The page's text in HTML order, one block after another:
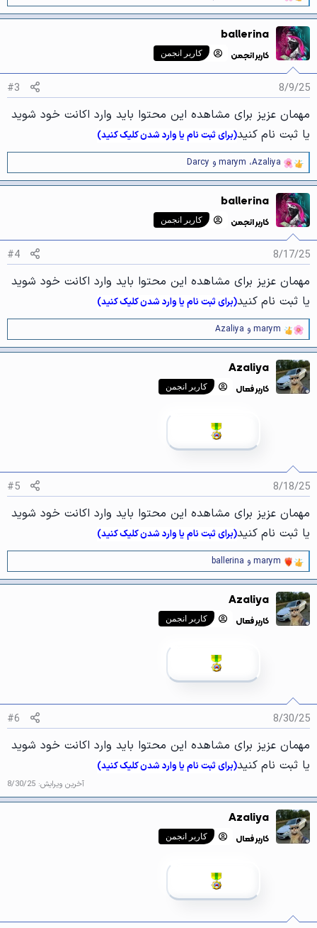
ا
ک
ن
ش‌
ه
ی
س
د
]
:
ballerina
کاربر انجمن کاربر انجمن
8/9/25
#3
مهمان عزیز برای مشاهده این محتوا باید وارد اکانت خود شوید
یا ثبت نام کنید(برای ثبت نام یا وارد شدن کلیک کنید)
و
ا
ک
ن
ش‌
ه
ی
س
د
ا
]
:
Azaliya، marym و Darcy
ballerina
کاربر انجمن کاربر انجمن
8/17/25
#4
مهمان عزیز برای مشاهده این محتوا باید وارد اکانت خود شوید
یا ثبت نام کنید(برای ثبت نام یا وارد شدن کلیک کنید)
و
ا
ک
ن
ش‌
ه
د
ه
ا
:
marym و Azaliya
Azaliya
کاربر فعال کاربر انجمن
8/18/25
#5
مهمان عزیز برای مشاهده این محتوا باید وارد اکانت خود شوید
یا ثبت نام کنید(برای ثبت نام یا وارد شدن کلیک کنید)
و
ا
ک
ن
ش‌
ه
د
ه
ا
:
marym و ballerina
Azaliya
کاربر فعال کاربر انجمن
8/30/25
#6
مهمان عزیز برای مشاهده این محتوا باید وارد اکانت خود شوید
یا ثبت نام کنید(برای ثبت نام یا وارد شدن کلیک کنید)
آخرین ویرایش: 8/30/25
Azaliya
کاربر فعال کاربر انجمن